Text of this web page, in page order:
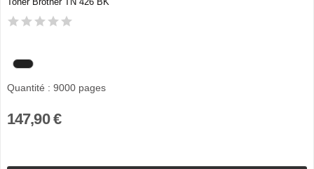
Quantité : 9000 pages
147,90 €